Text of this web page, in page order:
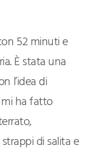
52 minuti e
È stata una
l’idea di
ha fatto
di salita e